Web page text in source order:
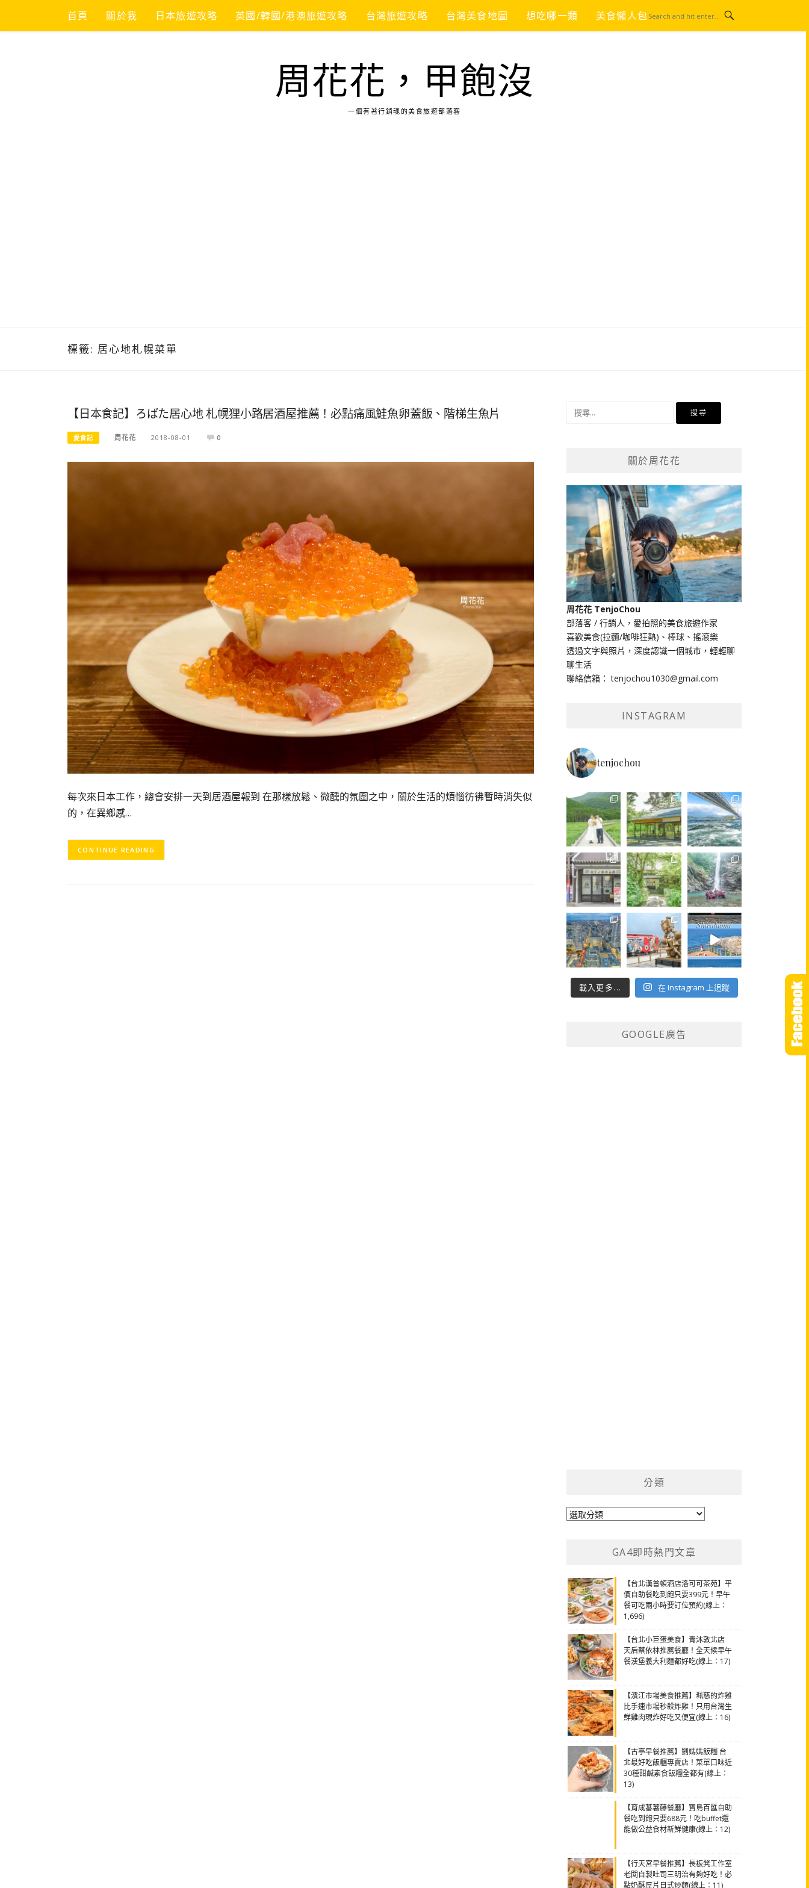
content
首頁 關於我 日本旅遊攻略 英國/韓國/港澳旅遊攻略 台灣旅遊攻略 台灣美食地圖 想吃哪一類 美食懶人包
周花花，甲飽沒
一個有著行銷魂的美食旅遊部落客
標籤: 居心地札幌菜單
【日本食記】ろばた居心地 札幌狸小路居酒屋推薦！必點痛風鮭魚卵蓋飯、階梯生魚片
愛食記 周花花 2018-08-01 0
每次來日本工作，總會安排一天到居酒屋報到 在那樣放鬆、微醺的氛圍之中，關於生活的煩惱彷彿暫時消失似
的，在異鄉感…
CONTINUE READING
關於周花花
周花花 TenjoChou
部落客 / 行銷人，愛拍照的美食旅遊作家
喜歡美食(拉麵/咖啡狂熱)、棒球、搖滾樂
透過文字與照片，深度認識一個城市，輕輕聊
聊生活
聯絡信箱： tenjochou1030@gmail.com
INSTAGRAM
tenjochou
載入更多... 在 Instagram 上追蹤
GOOGLE廣告
分類
分
GA4即時熱門文章
【台北漢普頓酒店洛可可茶苑】平
價自助餐吃到飽只要399元！早午
餐可吃兩小時要訂位預約(線上：
1,696)
【台北小巨蛋美食】青沐敦北店
天后蔡依林推薦餐廳！全天候早午
餐漢堡義大利麵都好吃(線上：17)
【濱江市場美食推薦】珮慈的炸雞
比手速市場秒殺炸雞！只用台灣生
鮮雞肉現炸好吃又便宜(線上：16)
【古亭早餐推薦】劉媽媽飯糰 台
北最好吃飯糰專賣店！菜單口味近
30種甜鹹素食飯糰全都有(線上：
13)
【育成蕃薯藤餐廳】寶島百匯自助
餐吃到飽只要688元！吃buffet還
能做公益食材新鮮健康(線上：12)
【行天宮早餐推薦】長板凳工作室
老闆自製吐司三明治有夠好吃！必
點奶酥厚片日式炒麵(線上：11)